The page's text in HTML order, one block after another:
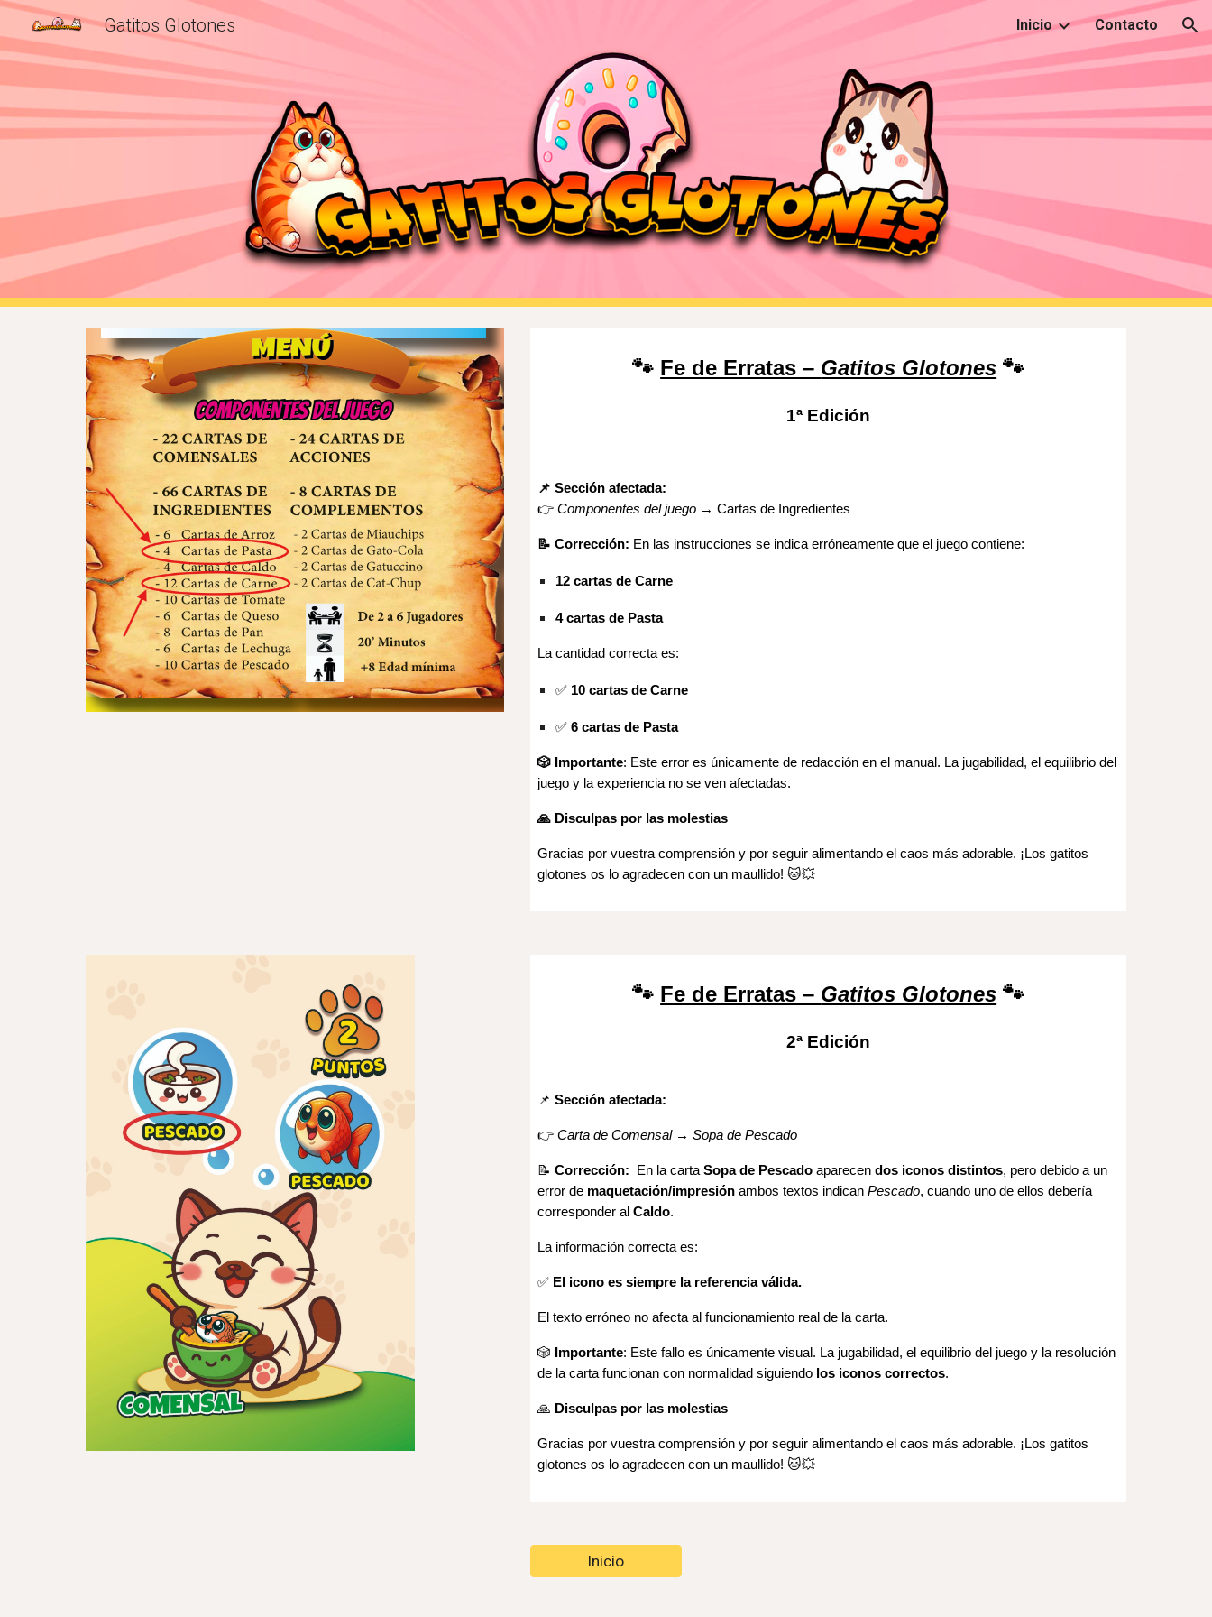
Gatitos Glotones Inicio Contacto
🐾 Fe de Erratas – Gatitos Glotones 🐾
1ª Edición
📌 Sección afectada:
👉Componentes del juego → Cartas de Ingredientes
📝 Corrección: En las instrucciones se indica erróneamente que el juego contiene:
12 cartas de Carne
4 cartas de Pasta
La cantidad correcta es:
✅ 10 cartas de Carne
✅6 cartas de Pasta
🎲 Importante: Este error es únicamente de redacción en el manual. La jugabilidad, el equilibrio del
juego y la experiencia no se ven afectadas.
🙏 Disculpas por las molestias
Gracias por vuestra comprensión y por seguir alimentando el caos más adorable. ¡Los gatitos
glotones os lo agradecen con un maullido! 🐱💥
🐾 Fe de Erratas – Gatitos Glotones 🐾
2ª Edición
📌Sección afectada:
👉Carta de Comensal → Sopa de Pescado
📝Corrección: En la cartaSopa de Pescado aparecendos iconos distintos, pero debido a un
error de maquetación/impresión ambos textos indicanPescado, cuando uno de ellos debería
corresponder alCaldo.
La información correcta es:
✅ El icono es siempre la referencia válida.
El texto erróneo no afecta al funcionamiento real de la carta.
🎲 Importante: Este fallo es únicamente visual. La jugabilidad, el equilibrio del juego y la resolución
de la carta funcionan con normalidad siguiendo los iconos correctos.
🙏 Disculpas por las molestias
Gracias por vuestra comprensión y por seguir alimentando el caos más adorable. ¡Los gatitos
glotones os lo agradecen con un maullido! 🐱💥
Inicio